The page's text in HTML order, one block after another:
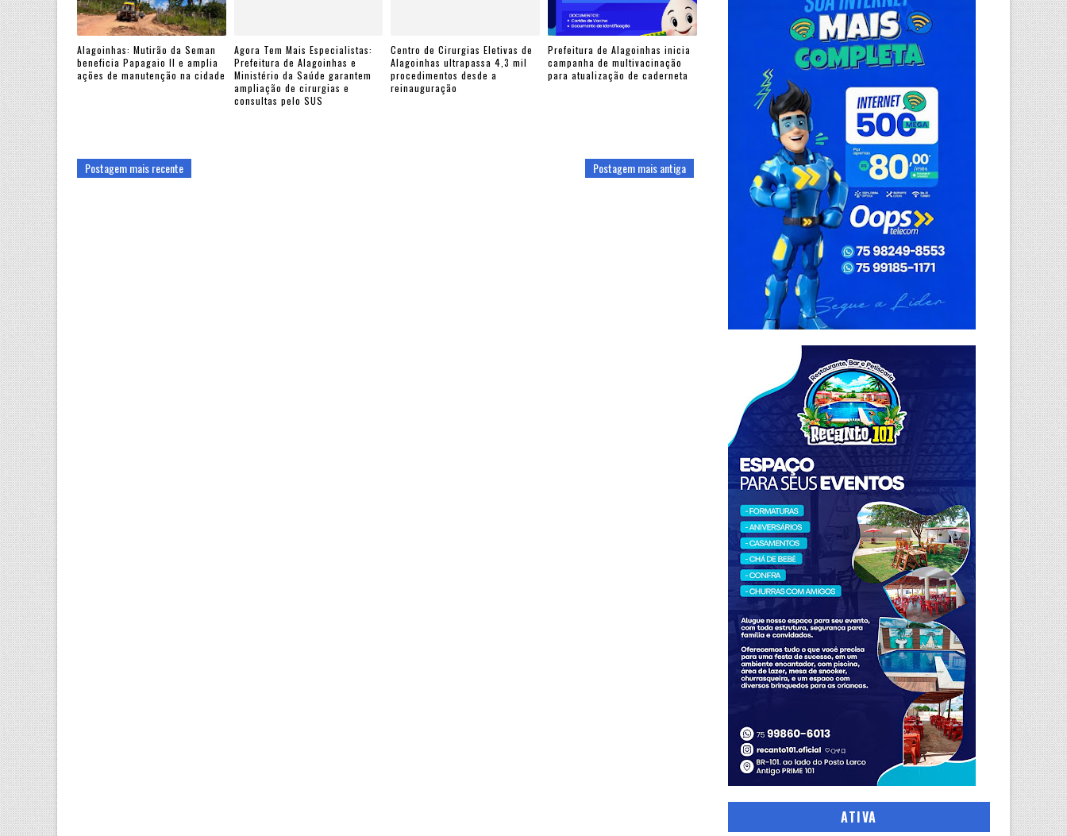
Alagoinhas: Mutirão da Seman
beneficia Papagaio II e amplia
ações de manutenção na cidade
Agora Tem Mais Especialistas:
Prefeitura de Alagoinhas e
Ministério da Saúde garantem
ampliação de cirurgias e
consultas pelo SUS
Centro de Cirurgias Eletivas de
Alagoinhas ultrapassa 4,3 mil
procedimentos desde a
reinauguração
Prefeitura de Alagoinhas inicia
campanha de multivacinação
para atualização de caderneta
Postagem mais recente Postagem mais antiga
ATIVA